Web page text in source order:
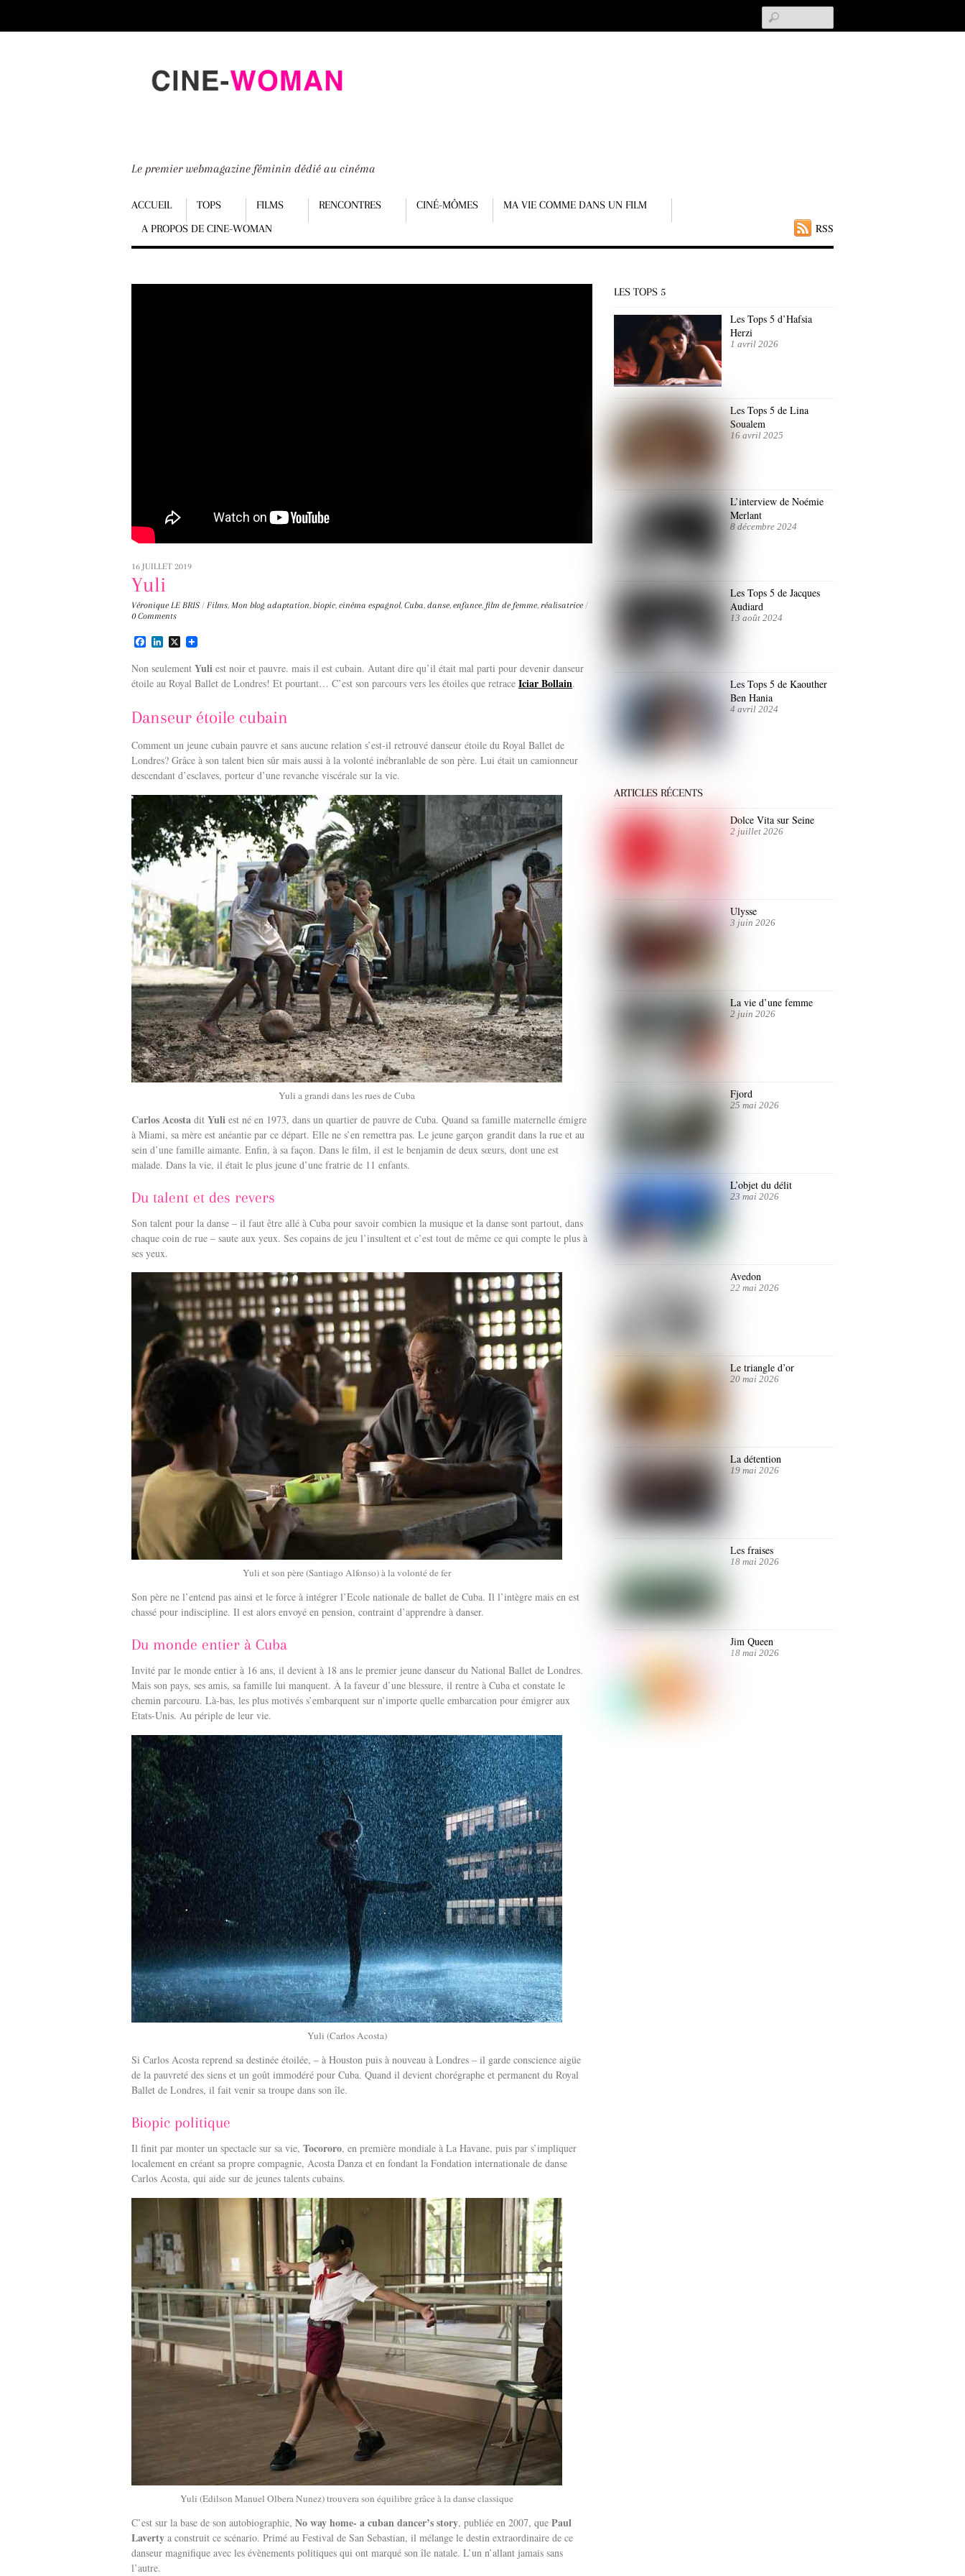
down
Le premier webmagazine féminin dédié au cinéma
RSS
Menu
ACCUEIL TOPS FILMS RENCONTRES CINÉ-MÔMES
MA VIE COMME DANS UN FILM
A PROPOS DE CINE-WOMAN
Scroll
to
16 JUILLET 2019
Yuli
Véronique LE BRIS / Films, Mon blog adaptation, biopic, cinéma espagnol, Cuba, danse, enfance, film de femme, réalisatrice /
0 Comments
F
c
e
b
k
L
n
k
e
n
X
Non seulement Yuli est noir et pauvre. mais il est cubain. Autant dire qu’il était mal parti pour devenir danseur
étoile au Royal Ballet de Londres! Et pourtant… C’est son parcours vers les étoiles que retrace Iciar Bollain.
Danseur étoile cubain
Comment un jeune cubain pauvre et sans aucune relation s’est-il retrouvé danseur étoile du Royal Ballet de
Londres? Grâce à son talent bien sûr mais aussi à la volonté inébranlable de son père. Lui était un camionneur
descendant d’esclaves, porteur d’une revanche viscérale sur la vie.
Yuli a grandi dans les rues de Cuba
Carlos Acosta dit Yuli est né en 1973, dans un quartier de pauvre de Cuba. Quand sa famille maternelle émigre
à Miami, sa mère est anéantie par ce départ. Elle ne s’en remettra pas. Le jeune garçon grandit dans la rue et au
sein d’une famille aimante. Enfin, à sa façon. Dans le film, il est le benjamin de deux sœurs, dont une est
malade. Dans la vie, il était le plus jeune d’une fratrie de 11 enfants.
Du talent et des revers
Son talent pour la danse – il faut être allé à Cuba pour savoir combien la musique et la danse sont partout, dans
chaque coin de rue – saute aux yeux. Ses copains de jeu l’insultent et c’est tout de même ce qui compte le plus à
ses yeux.
Yuli et son père (Santiago Alfonso) à la volonté de fer
Son père ne l’entend pas ainsi et le force à intégrer l’Ecole nationale de ballet de Cuba. Il l’intègre mais en est
chassé pour indiscipline. Il est alors envoyé en pension, contraint d’apprendre à danser.
Du monde entier à Cuba
Invité par le monde entier à 16 ans, il devient à 18 ans le premier jeune danseur du National Ballet de Londres.
Mais son pays, ses amis, sa famille lui manquent. À la faveur d’une blessure, il rentre à Cuba et constate le
chemin parcouru. Là-bas, les plus motivés s’embarquent sur n’importe quelle embarcation pour émigrer aux
Etats-Unis. Au périple de leur vie.
Yuli (Carlos Acosta)
Si Carlos Acosta reprend sa destinée étoilée, – à Houston puis à nouveau à Londres – il garde conscience aigüe
de la pauvreté des siens et un goût immodéré pour Cuba. Quand il devient chorégraphe et permanent du Royal
Ballet de Londres, il fait venir sa troupe dans son île.
Biopic politique
Il finit par monter un spectacle sur sa vie, Tocororo, en première mondiale à La Havane, puis par s’impliquer
localement en créant sa propre compagnie, Acosta Danza et en fondant la Fondation internationale de danse
Carlos Acosta, qui aide sur de jeunes talents cubains.
Yuli (Edilson Manuel Olbera Nunez) trouvera son équilibre grâce à la danse classique
C’est sur la base de son autobiographie, No way home- a cuban dancer’s story, publiée en 2007, que Paul
Laverty a construit ce scénario. Primé au Festival de San Sebastian, il mélange le destin extraordinaire de ce
danseur magnifique avec les évènements politiques qui ont marqué son île natale. L’un n’allant jamais sans
l’autre.
LES TOPS 5
Les Tops 5 d’Hafsia
Herzi
1 avril 2026
Les Tops 5 de Lina
Soualem
16 avril 2025
L’interview de Noémie
Merlant
8 décembre 2024
Les Tops 5 de Jacques
Audiard
13 août 2024
Les Tops 5 de Kaouther
Ben Hania
4 avril 2024
ARTICLES RÉCENTS
Dolce Vita sur Seine
2 juillet 2026
Ulysse
3 juin 2026
La vie d’une femme
2 juin 2026
Fjord
25 mai 2026
L’objet du délit
23 mai 2026
Avedon
22 mai 2026
Le triangle d’or
20 mai 2026
La détention
19 mai 2026
Les fraises
18 mai 2026
Jim Queen
18 mai 2026